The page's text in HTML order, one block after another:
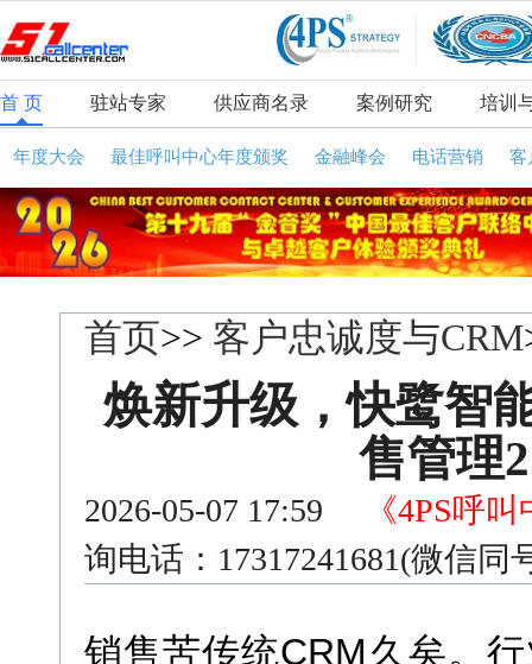
首 页 驻站专家 供应商名录 案例研究 培训
年度大会 最佳呼叫中心年度颁奖 金融峰会 电话营销 客
首页>> 客户忠诚度与CRM
焕新升级，快鹭智
售管理
2026-05-07 17:59
《4PS呼
询电话：17317241681(微信
销售苦传统CRM久矣。